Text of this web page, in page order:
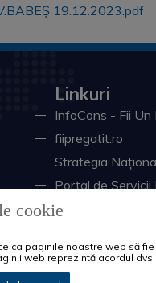
19.12.2023.pdf
Linkuri
InfoCons - Fii Un
fiipregatit.ro
Strategia
Portal de Servicii
Universitatea din
Ministerul
Instituţia
cookie
ca paginile noastre web să
web reprezintă acordul